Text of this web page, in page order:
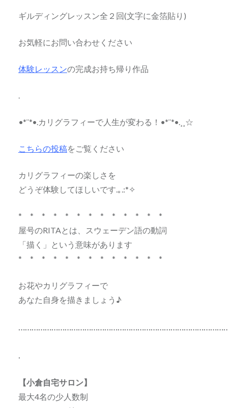
ギルディングレッスン全２回(文字に金箔貼り)
お気軽にお問い合わせください
体験レッスンの完成お持ち帰り作品
•*¨*•.カリグラフィーで人生が変わる！•*¨*•.¸¸☆
こちらの投稿をご覧ください
カリグラフィーの楽しさを
どうぞ体験してほしいです.｡.:*✧
* * * * * * * * * * * * *
屋号のRITAとは、スウェーデン語の動詞
「描く」という意味があります
* * * * * * * * * * * * *
お花やカリグラフィーで
あなた自身を描きましょう♪
.
【小倉自宅サロン】
最大4名の少人数制